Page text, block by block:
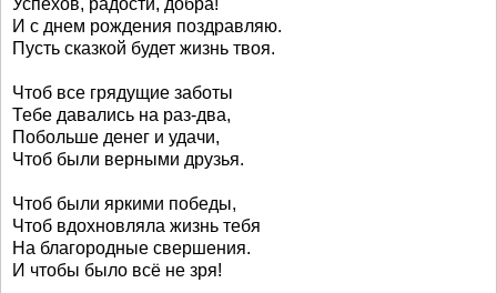
Успехов, радости, добра!
И с днем рождения поздравляю.
Пусть сказкой будет жизнь твоя.
Чтоб все грядущие заботы
Тебе давались на раз-два,
Побольше денег и удачи,
Чтоб были верными друзья.
Чтоб были яркими победы,
Чтоб вдохновляла жизнь тебя
На благородные свершения.
И чтобы было всё не зря!